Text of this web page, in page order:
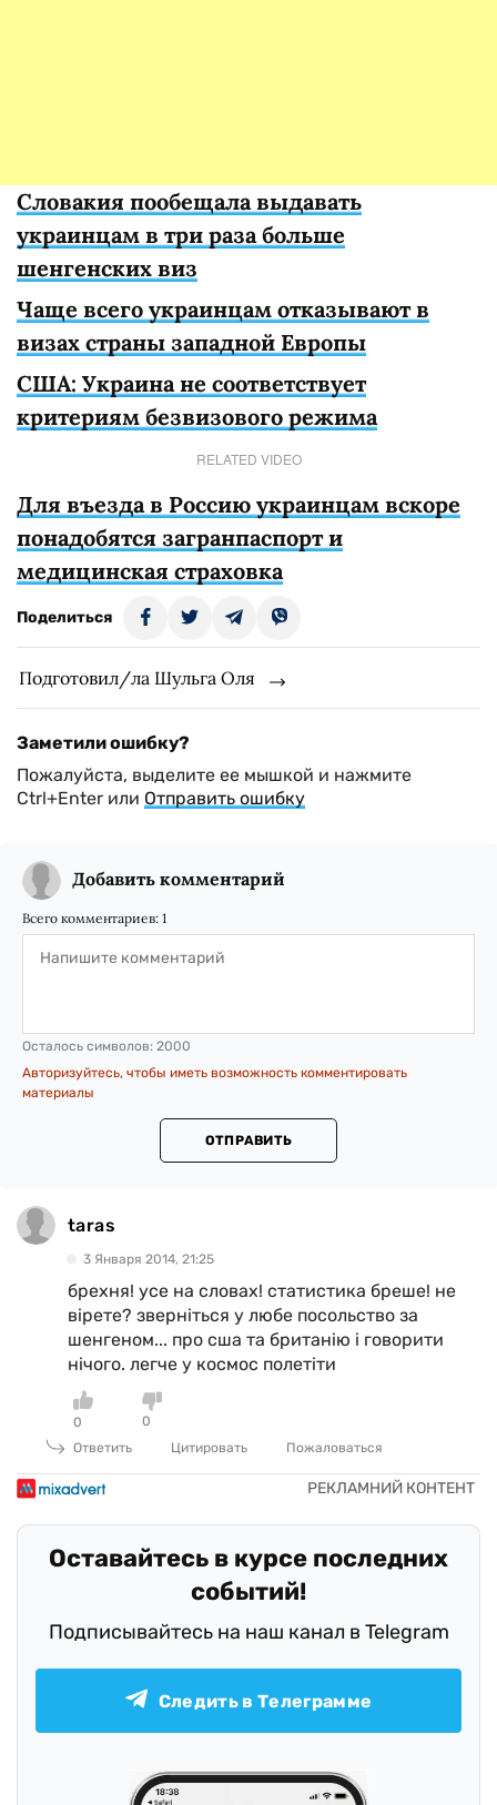
Словакия пообещала выдавать
украинцам в три раза больше
шенгенских виз
Чаще всего украинцам отказывают в
визах страны западной Европы
США: Украина не соответствует
критериям безвизового режима
RELATED VIDEO
Для въезда в Россию украинцам вскоре
понадобятся загранпаспорт и
медицинская страховка
Поделиться
Подготовил/ла Шульга Оля
Заметили ошибку?
Пожалуйста, выделите ее мышкой и нажмите
Ctrl+Enter или Отправить ошибку
Добавить комментарий
Всего комментариев: 1
Осталось символов: 2000
Авторизуйтесь, чтобы иметь возможность комментировать
материалы
ОТПРАВИТЬ
taras
3 Января 2014, 21:25
брехня! усе на словах! статистика бреше! не
вірете? зверніться у любе посольство за
шенгеном... про сша та британію і говорити
нічого. легче у космос полетіти
0
0
Ответить
Цитировать Пожаловаться
Оставайтесь в курсе последних
событий!
Подписывайтесь на наш канал в Telegram
Следить в Телеграмме